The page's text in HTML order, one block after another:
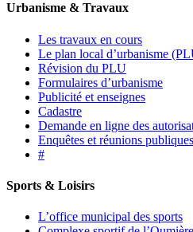
Urbanisme & Travaux
Les travaux en cours
Le plan local d’urbanisme
Révision du PLU
Formulaires d’urbanisme
Publicité et enseignes
Cadastre
Demande en ligne des
Enquêtes et réunions publiques
#
Sports & Loisirs
L’office municipal des sports